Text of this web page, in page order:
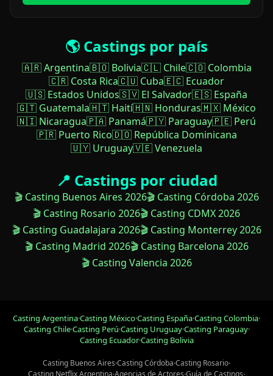
🌎 Castings por país
🇦🇷 Argentina🇧🇴 Bolivia🇨🇱 Chile🇨🇴 Colombia
🇨🇷 Costa Rica🇨🇺 Cuba🇪🇨 Ecuador
🇺🇸 Estados Unidos🇸🇻 El Salvador🇪🇸 España
🇬🇹 Guatemala🇭🇹 Haití🇭🇳 Honduras🇲🇽 México
🇳🇮 Nicaragua🇵🇦 Panamá🇵🇾 Paraguay🇵🇪 Perú
🇵🇷 Puerto Rico🇩🇴 República Dominicana
🇺🇾 Uruguay🇻🇪 Venezuela
📍 Castings por ciudad
🎬 Casting Buenos Aires 2026🎬 Casting Córdoba 2026
🎬 Casting Rosario 2026🎬 Casting CDMX 2026
🎬 Casting Guadalajara 2026🎬 Casting Monterrey 2026
🎬 Casting Madrid 2026🎬 Casting Barcelona 2026
🎬 Casting Valencia 2026
Casting Argentina·Casting México·Casting España·Casting Colombia·
Casting Chile·Casting Perú·Casting Uruguay·Casting Paraguay·
Casting Ecuador·Casting Bolivia
Casting Buenos Aires·Casting Córdoba·Casting Rosario·